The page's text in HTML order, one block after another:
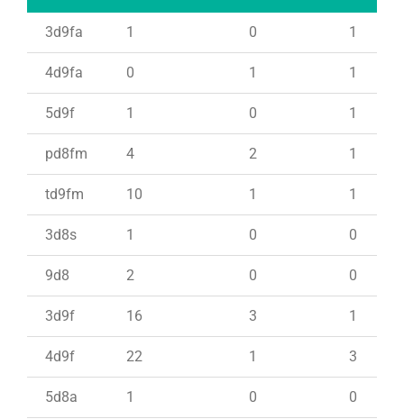
3d9fa 1 0 1
4d9fa 0 1 1
5d9f 1 0 1
pd8fm 4 2 1
td9fm 10 1 1
3d8s 1 0 0
9d8 2 0 0
3d9f 16 3 1
4d9f 22 1 3
5d8a 1 0 0